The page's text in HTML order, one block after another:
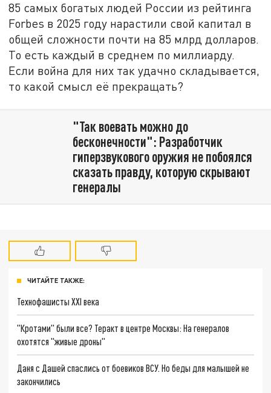
85 самых богатых людей России из рейтинга
Forbes в 2025 году нарастили свой капитал в
общей сложности почти на 85 млрд долларов.
То есть каждый в среднем по миллиарду.
Если война для них так удачно складывается,
то какой смысл её прекращать?
"Так воевать можно до
бесконечности": Разработчик
гиперзвукового оружия не побоялся
сказать правду, которую скрывают
генералы
ЧИТАЙТЕ ТАКЖЕ:
Технофашисты XXI века
"Кротами" были все? Теракт в центре Москвы: На генералов
охотятся "живые дроны"
Даня с Дашей спаслись от боевиков ВСУ. Но беды для малышей не
закончились